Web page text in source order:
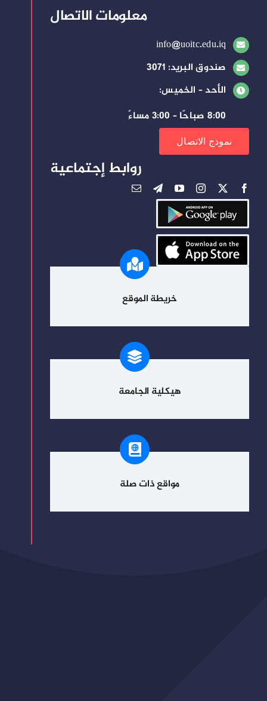
معلومات الاتصال
info@uoitc.edu.iq
صندوق البريد: 3071
الأحد – الخميس:
8:00 صباحًا – 3:00 مساءً
نموذج الاتصال
روابط إجتماعية
خريطة الموقع
هيكلية الجامعة
مواقع ذات صلة